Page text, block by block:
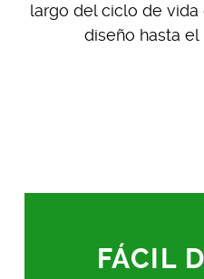
largo del ciclo de
diseño hasta
FÁCIL
instalaciones ni
Acceso seguro